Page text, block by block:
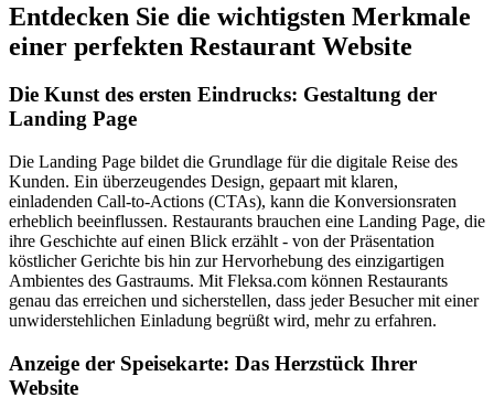
Entdecken Sie die wichtigsten Merkmale
einer perfekten Restaurant Website
Die Kunst des ersten Eindrucks: Gestaltung der
Landing Page
Die Landing Page bildet die Grundlage für die digitale Reise des
Kunden. Ein überzeugendes Design, gepaart mit klaren,
einladenden Call-to-Actions (CTAs), kann die Konversionsraten
erheblich beeinflussen. Restaurants brauchen eine Landing Page, die
ihre Geschichte auf einen Blick erzählt - von der Präsentation
köstlicher Gerichte bis hin zur Hervorhebung des einzigartigen
Ambientes des Gastraums. Mit Fleksa.com können Restaurants
genau das erreichen und sicherstellen, dass jeder Besucher mit einer
unwiderstehlichen Einladung begrüßt wird, mehr zu erfahren.
Anzeige der Speisekarte: Das Herzstück Ihrer
Website